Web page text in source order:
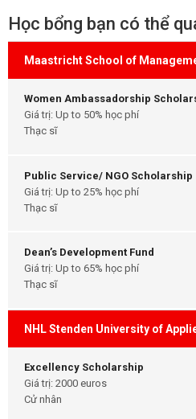
Học bổng bạn có thể
Maastricht School of
Women Ambassadorship
Giá trị: Up to 50% học phí
Thạc sĩ
Public Service/ NGO Scholarship
Giá trị: Up to 25% học phí
Thạc sĩ
Dean’s Development Fund
Giá trị: Up to 65% học phí
Thạc sĩ
NHL Stenden University of
Excellency Scholarship
Giá trị: 2000 euros
Cử nhân